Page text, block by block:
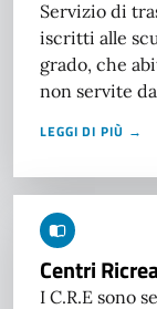
Servizio di
iscritti alle
grado, che
non servite
LEGGI DI PIÙ →
Centri
I C.R.E sono